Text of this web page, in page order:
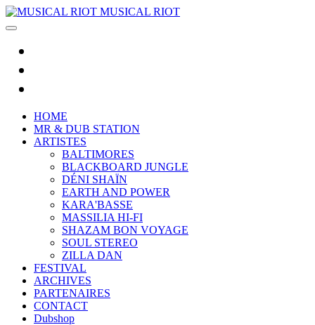
MUSICAL RIOT
HOME
MR & DUB STATION
ARTISTES
BALTIMORES
BLACKBOARD JUNGLE
DÉNI SHAÏN
EARTH AND POWER
KARA'BASSE
MASSILIA HI-FI
SHAZAM BON VOYAGE
SOUL STEREO
ZILLA DAN
FESTIVAL
ARCHIVES
PARTENAIRES
CONTACT
Dubshop